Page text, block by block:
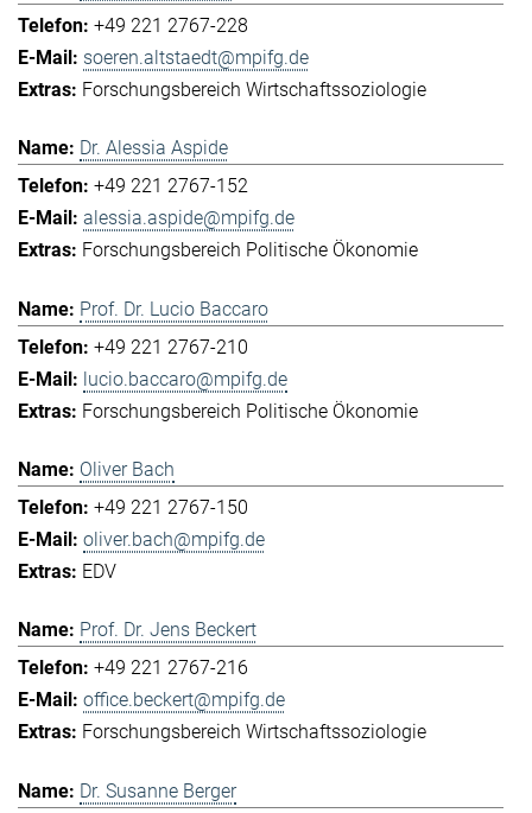
+49 221 2767-228
soeren.altstaedt@mpifg.de
Forschungsbereich Wirtschaftssoziologie
Dr. Alessia Aspide
+49 221 2767-152
alessia.aspide@mpifg.de
Forschungsbereich Politische Ökonomie
Prof. Dr. Lucio Baccaro
+49 221 2767-210
lucio.baccaro@mpifg.de
Forschungsbereich Politische Ökonomie
Oliver Bach
+49 221 2767-150
oliver.bach@mpifg.de
EDV
Prof. Dr. Jens Beckert
+49 221 2767-216
office.beckert@mpifg.de
Forschungsbereich Wirtschaftssoziologie
Dr. Susanne Berger